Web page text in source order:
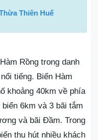
Thiên Huế
Rồng trong danh
tiếng. Biển Hàm
khoảng 40km về phía
6km và 3 bãi tắm
và bãi Đầm. Trong
thu hút nhiều khách